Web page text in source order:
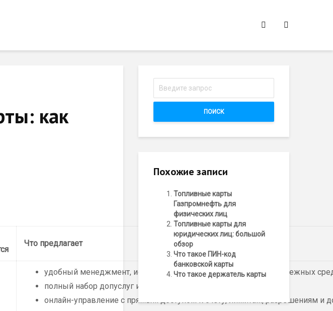
как
Что предлагает
удобный менеджмент, исключающий выделение наличных денежных
полный набор допуслуг и сервиса на заправках;
онлайн-управление с прямым доступом к счету, лимитам, разрешениям и
ПОИСК
Похожие записи
Топливные карты
Газпромнефть для
физических лиц
Топливные карты для
юридических лиц: большой
обзор
Что такое ПИН-код
банковской карты
Что такое держатель карты